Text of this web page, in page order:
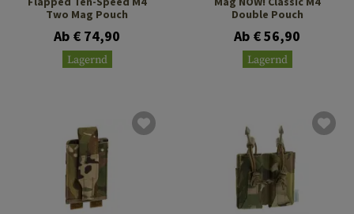
Two Mag Pouch
Ab € 74,90
Lagernd
Double Pouch
Ab € 56,90
Lagernd